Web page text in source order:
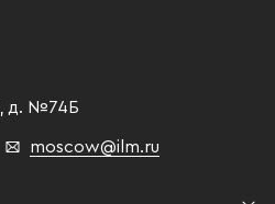
д. №74Б
moscow@ilm.ru